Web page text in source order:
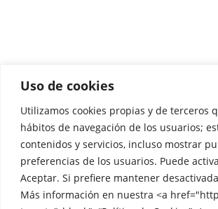
Uso de cookies
Utilizamos cookies propias y de terceros
hábitos de navegación de los usuarios;
contenidos y servicios, incluso mostrar
preferencias de los usuarios. Puede
Aceptar. Si prefiere mantener
Más información en nuestra <a